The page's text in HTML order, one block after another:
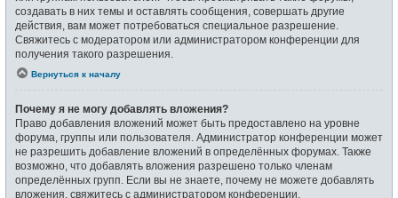
создавать в них темы и оставлять сообщения, совершать другие
действия, вам может потребоваться специальное разрешение.
Свяжитесь с модератором или администратором конференции для
получения такого разрешения.
Вернуться к началу
Почему я не могу добавлять вложения?
Право добавления вложений может быть предоставлено на уровне
форума, группы или пользователя. Администратор конференции может
не разрешить добавление вложений в определённых форумах. Также
возможно, что добавлять вложения разрешено только членам
определённых групп. Если вы не знаете, почему не можете добавлять
вложения, свяжитесь с администратором конференции.